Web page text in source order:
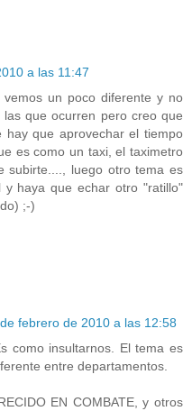
a las 11:47
un poco diferente y no
que ocurren pero creo que
hay que aprovechar el tiempo
es como un taxi, el taximetro
subirte...., luego otro tema es
haya que echar otro "ratillo"
;-)
febrero de 2010 a las 12:58
como insultarnos. El tema es
entre departamentos.
EN COMBATE, y otros